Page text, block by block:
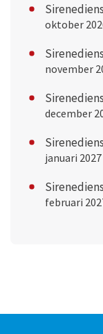
oktober
november
december
januari 2027
februari